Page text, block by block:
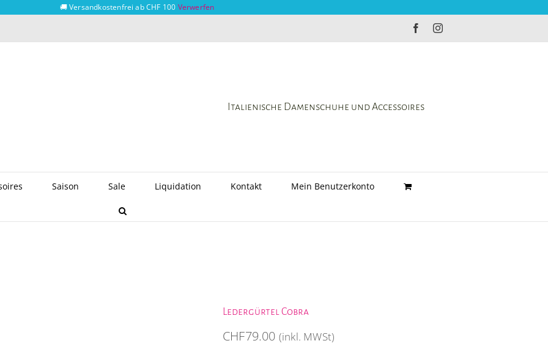
🚚 Versandkostenfrei ab CHF 100 Verwerfen
FacebookInstagram
Italienische Damenschuhe und Accessoires
Saison Sale Liquidation Kontakt Mein Benutzerkonto
Ledergürtel Cobra
CHF79.00 (inkl. MWSt)